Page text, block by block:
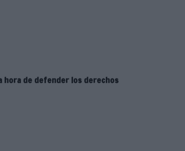
hora de defender los derechos